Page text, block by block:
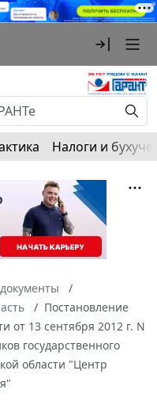
Налоги и
Постановление
от 13 сентября 2012 г. N
государственного
области "Центр